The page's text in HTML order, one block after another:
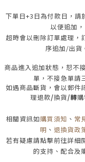
下單日+3 日為付款日，請
以便追加，
超時會以刪除訂單處理，
序追加/出貨
商品進入追加狀態，恕不
單， 不接急單請
如遇商品斷貨，會以郵件
理退款/換貨/轉
相關資訊如購買須知 、 常
明 、 退換貨政
若有疑慮請點擊前往詳細
的支持、配合及